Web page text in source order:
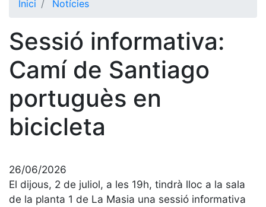
Història
La nostra
història
Cronologia
Presidents
Organització
directiva
Comissions
i comités
Inici Notícies
Sessió informativa:
Camí de Santiago
portuguès en
bicicleta
26/06/2026
El dijous, 2 de juliol, a les 19h, tindrà lloc a la sala
de la planta 1 de La Masia una sessió informativa